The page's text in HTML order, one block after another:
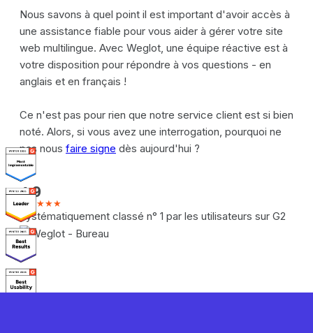
Nous savons à quel point il est important d'avoir accès à
une assistance fiable pour vous aider à gérer votre site
web multilingue. Avec Weglot, une équipe réactive est à
votre disposition pour répondre à vos questions - en
anglais et en français !
Ce n'est pas pour rien que notre service client est si bien
noté. Alors, si vous avez une interrogation, pourquoi ne
pas nous faire signe dès aujourd'hui ?
4.9
★★★★★
Systématiquement classé n° 1 par les utilisateurs sur G2